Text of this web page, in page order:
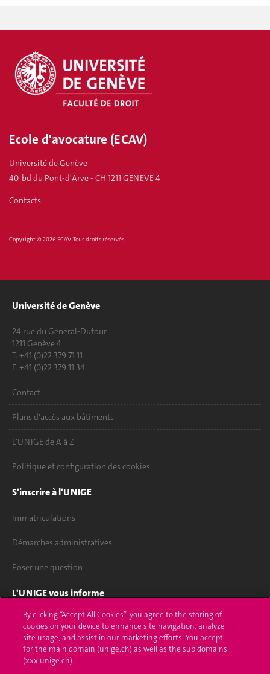
Ecole d'avocature (ECAV)
Université de Genève
40, bd du Pont-d'Arve - CH 1211 GENEVE 4
Contacts
Copyright © 2026 ECAV. Tous droits réservés.
Université de Genève
24 rue du Général-Dufour
1211 Genève 4
T. +41 (0)22 379 71 11
F. +41 (0)22 379 11 34
Contact
Plans d'accès aux bâtiments
L'UNIGE de A à Z
Politique et configuration des cookies
S'inscrire à l'UNIGE
Immatriculations
Démarches administratives
Poser une question
L'UNIGE vous informe
UNIGE Mobile
Médias
Offres d'emploi
By clicking “Accept All Cookies”, you agree to the storing of
cookies on your device to enhance site navigation, analyze
site usage, and assist in our marketing efforts. You accept
for the main domain (unige.ch) as well as the sub domains
(xxx.unige.ch).